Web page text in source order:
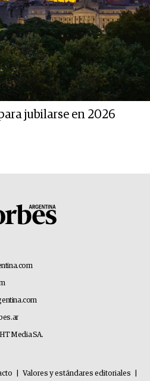
jubilarse en 2026
Media SA.
Valores y estándares editoriales